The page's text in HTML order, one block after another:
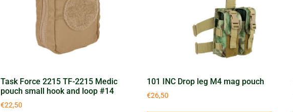
Task Force 2215 TF-2215 Medic
pouch small hook and loop #14
€22,50
101 INC Drop leg M4 mag pouch
€26,50